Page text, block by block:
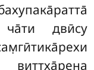
двӣсу
виттха̄рена